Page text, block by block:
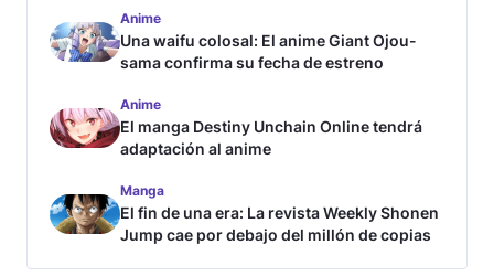
Anime
Una waifu colosal: El anime Giant Ojou-
sama confirma su fecha de estreno
Anime
El manga Destiny Unchain Online tendrá
adaptación al anime
Manga
El fin de una era: La revista Weekly Shonen
Jump cae por debajo del millón de copias